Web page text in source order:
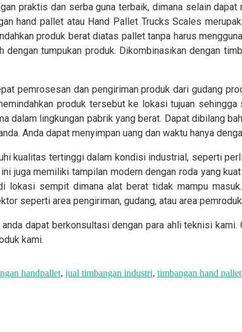
praktis dan serba guna terbaik, dimana selain
hand pallet atau Hand Pallet Trucks Scales
produk berat diatas pallet tanpa harus
tumpukan produk. Dikombinasikan dengan
pemrosesan dan pengiriman produk dari gudang
produk tersebut ke lokasi tujuan
dalam lingkungan pabrik yang berat. Dapat dibilang
Anda dapat menyimpan uang dan waktu hanya
kualitas tertinggi dalam kondisi industrial, seperti
juga memiliki tampilan modern dengan roda yang
lokasi sempit dimana alat berat tidak mampu
seperti area pengiriman, gudang, atau area
dapat berkonsultasi dengan para ahli teknisi
kami.
handpallet, jual timbangan industri, timbangan hand pallet